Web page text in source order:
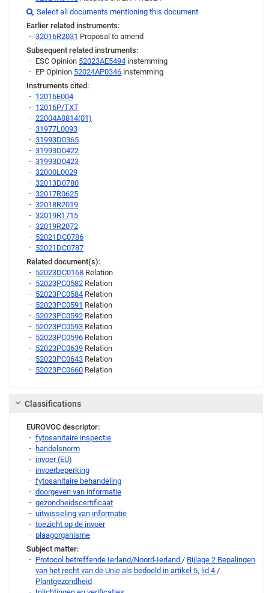
Link
Link
Link
 Select all documents mentioning this document
Earlier related instruments:
32016R2031 Proposal to amend
Subsequent related instruments:
ESC Opinion 52023AE5494 instemming
EP Opinion 52024AP0346 instemming
Instruments cited:
12016E004
12016P/TXT
22004A0814(01)
31977L0093
31993D0365
31993D0422
31993D0423
32000L0029
32013D0780
32017R0625
32018R2019
32019R1715
32019R2072
52021DC0786
52021DC0787
Related document(s):
52023DC0168 Relation
52023PC0582 Relation
52023PC0584 Relation
52023PC0591 Relation
52023PC0592 Relation
52023PC0593 Relation
52023PC0596 Relation
52023PC0639 Relation
52023PC0643 Relation
52023PC0660 Relation
Classifications
EUROVOC descriptor:
fytosanitaire inspectie
handelsnorm
invoer (EU)
invoerbeperking
fytosanitaire behandeling
doorgeven van informatie
gezondheidscertificaat
uitwisseling van informatie
toezicht op de invoer
plaagorganisme
Subject matter:
Protocol betreffende Ierland/Noord-Ierland / Bijlage 2 Bepalingen
van het recht van de Unie als bedoeld in artikel 5, lid 4 /
Plantgezondheid